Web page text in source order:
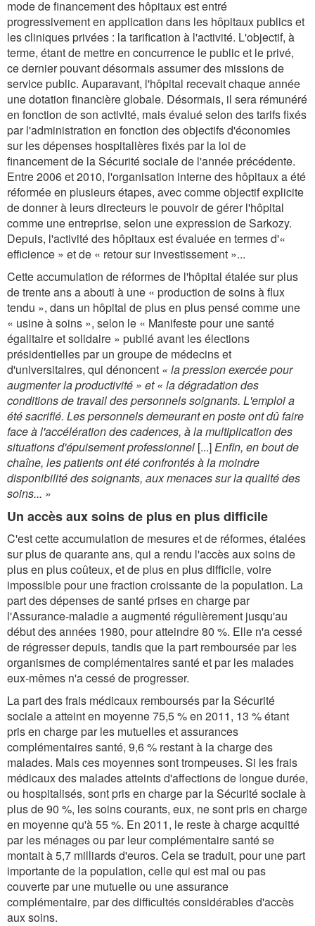
mode de financement des hôpitaux est entré
progressivement en application dans les hôpitaux publics et
les cliniques privées : la tarification à l'activité. L'objectif, à
terme, étant de mettre en concurrence le public et le privé,
ce dernier pouvant désormais assumer des missions de
service public. Auparavant, l'hôpital recevait chaque année
une dotation financière globale. Désormais, il sera rémunéré
en fonction de son activité, mais évalué selon des tarifs fixés
par l'administration en fonction des objectifs d'économies
sur les dépenses hospitalières fixés par la loi de
financement de la Sécurité sociale de l'année précédente.
Entre 2006 et 2010, l'organisation interne des hôpitaux a été
réformée en plusieurs étapes, avec comme objectif explicite
de donner à leurs directeurs le pouvoir de gérer l'hôpital
comme une entreprise, selon une expression de Sarkozy.
Depuis, l'activité des hôpitaux est évaluée en termes d'«
efficience » et de « retour sur investissement »...
Cette accumulation de réformes de l'hôpital étalée sur plus
de trente ans a abouti à une « production de soins à flux
tendu », dans un hôpital de plus en plus pensé comme une
« usine à soins », selon le « Manifeste pour une santé
égalitaire et solidaire » publié avant les élections
présidentielles par un groupe de médecins et
d'universitaires, qui dénoncent « la pression exercée pour
augmenter la productivité » et « la dégradation des
conditions de travail des personnels soignants. L'emploi a
été sacrifié. Les personnels demeurant en poste ont dû faire
face à l'accélération des cadences, à la multiplication des
situations d'épuisement professionnel [...]Enfin, en bout de
chaîne, les patients ont été confrontés à la moindre
disponibilité des soignants, aux menaces sur la qualité des
soins... »
Un accès aux soins de plus en plus difficile
C'est cette accumulation de mesures et de réformes, étalées
sur plus de quarante ans, qui a rendu l'accès aux soins de
plus en plus coûteux, et de plus en plus difficile, voire
impossible pour une fraction croissante de la population. La
part des dépenses de santé prises en charge par
l'Assurance-maladie a augmenté régulièrement jusqu'au
début des années 1980, pour atteindre 80 %. Elle n'a cessé
de régresser depuis, tandis que la part remboursée par les
organismes de complémentaires santé et par les malades
eux-mêmes n'a cessé de progresser.
La part des frais médicaux remboursés par la Sécurité
sociale a atteint en moyenne 75,5 % en 2011, 13 % étant
pris en charge par les mutuelles et assurances
complémentaires santé, 9,6 % restant à la charge des
malades. Mais ces moyennes sont trompeuses. Si les frais
médicaux des malades atteints d'affections de longue durée,
ou hospitalisés, sont pris en charge par la Sécurité sociale à
plus de 90 %, les soins courants, eux, ne sont pris en charge
en moyenne qu'à 55 %. En 2011, le reste à charge acquitté
par les ménages ou par leur complémentaire santé se
montait à 5,7 milliards d'euros. Cela se traduit, pour une part
importante de la population, celle qui est mal ou pas
couverte par une mutuelle ou une assurance
complémentaire, par des difficultés considérables d'accès
aux soins.